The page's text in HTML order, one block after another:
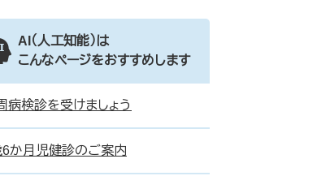
AI（人工知能）は
こんなページをおすすめします
病検診を受けましょう
6か月児健診のご案内